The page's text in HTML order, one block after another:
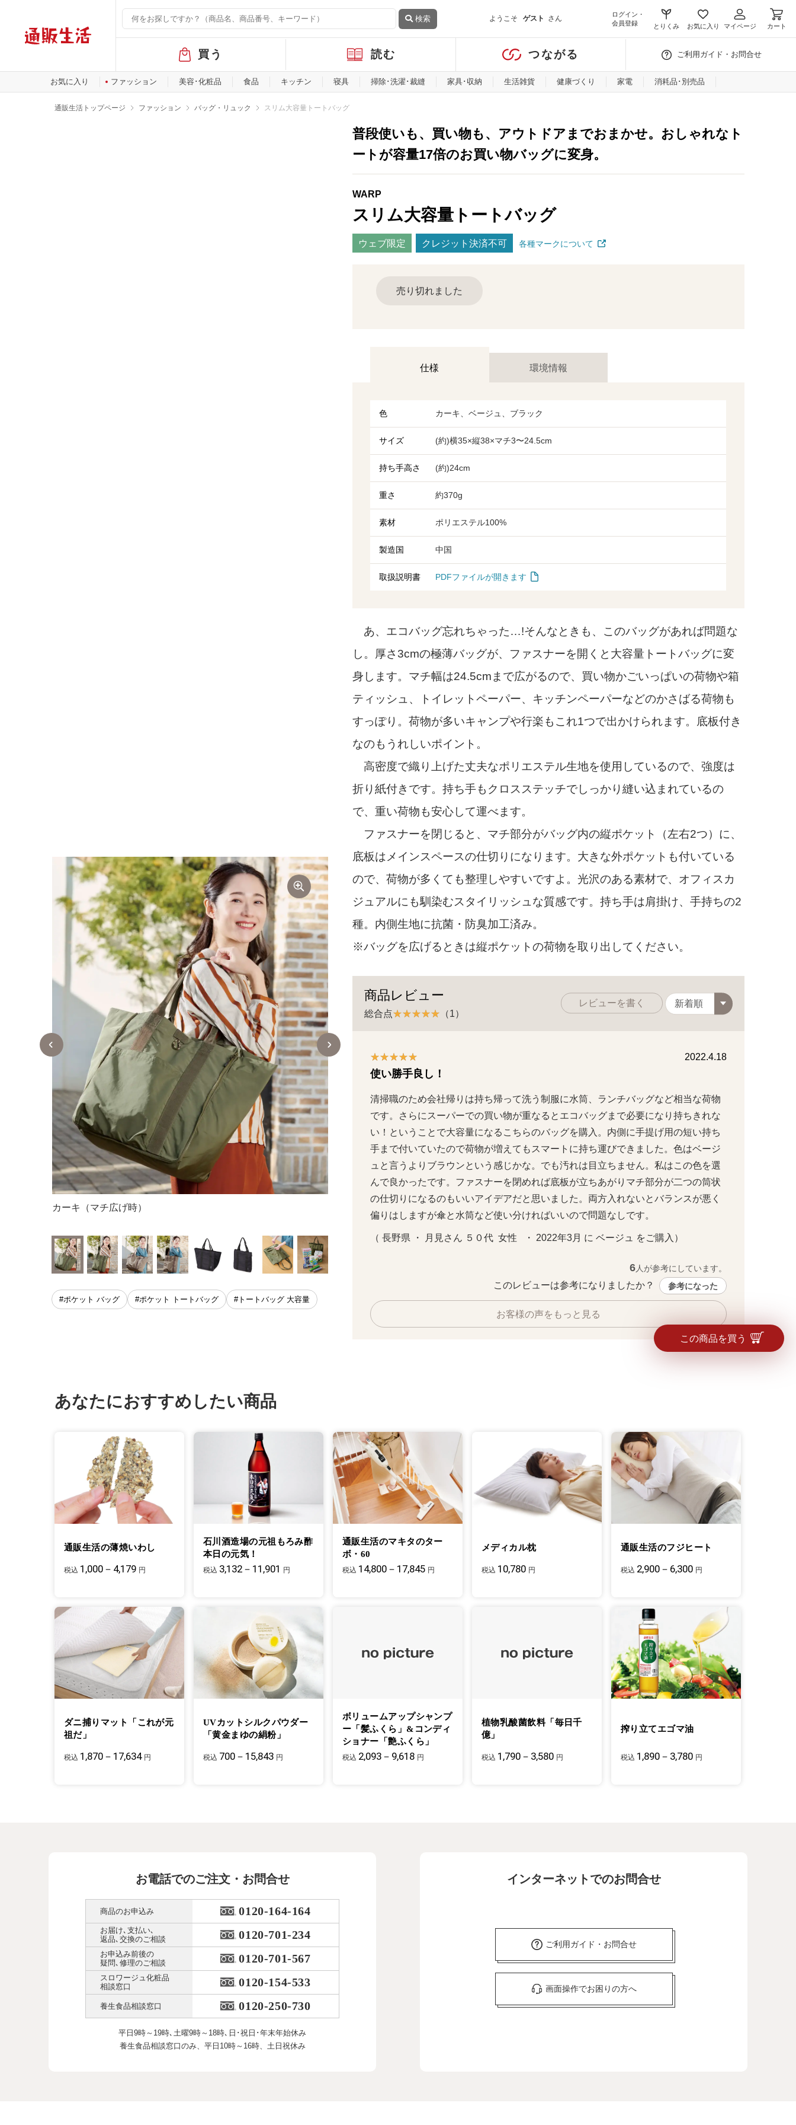
検索 ようこそ ゲスト さん
ログイン・
会員登録
とりくみ お気に入り マイページ カート
バ
ル
メ
買う 読む つながる ご利用ガイド・お問合せ
お気に入り ファッション 美容･化粧品 食品 キッチン 寝具 掃除･洗濯･裁縫 家具･収納 生活雑貨 健康づくり 家電 消耗品･別売品
通販生活トップページ ファッション バッグ・リュック スリム大容量トートバッグ
普段使いも、買い物も、アウトドアまでおまかせ。おしゃれなト
ートが容量17倍のお買い物バッグに変身。
カーキ（マチ広げ時）
#ポケット バッグ #ポケット トートバッグ #トートバッグ 大容量
WARP
スリム大容量トートバッグ
ウェブ限定 クレジット決済不可 各種マークについて
売り切れました
仕様 環境情報
色 カーキ、ベージュ、ブラック
サイズ (約)横35×縦38×マチ3〜24.5cm
持ち手高さ (約)24cm
重さ 約370g
素材 ポリエステル100%
製造国 中国
取扱説明書 PDFファイルが開きます
あ、エコバッグ忘れちゃった…!そんなときも、このバッグがあれば問題な
し。厚さ3cmの極薄バッグが、ファスナーを開くと大容量トートバッグに変
身します。マチ幅は24.5cmまで広がるので、買い物かごいっぱいの荷物や箱
ティッシュ、トイレットペーパー、キッチンペーパーなどのかさばる荷物も
すっぽり。荷物が多いキャンプや行楽もこれ1つで出かけられます。底板付き
なのもうれしいポイント。
高密度で織り上げた丈夫なポリエステル生地を使用しているので、強度は
折り紙付きです。持ち手もクロスステッチでしっかり縫い込まれているの
で、重い荷物も安心して運べます。
ファスナーを閉じると、マチ部分がバッグ内の縦ポケット（左右2つ）に、
底板はメインスペースの仕切りになります。大きな外ポケットも付いている
ので、荷物が多くても整理しやすいですよ。光沢のある素材で、オフィスカ
ジュアルにも馴染むスタイリッシュな質感です。持ち手は肩掛け、手持ちの2
種。内側生地に抗菌・防臭加工済み。
※バッグを広げるときは縦ポケットの荷物を取り出してください。
商品レビュー
総合点 （1）
レビューを書く
2022.4.18
使い勝手良し！
清掃職のため会社帰りは持ち帰って洗う制服に水筒、ランチバッグなど相当な荷物
です。さらにスーパーでの買い物が重なるとエコバッグまで必要になり持ちきれな
い！ということで大容量になるこちらのバッグを購入。内側に手提げ用の短い持ち
手まで付いていたので荷物が増えてもスマートに持ち運びできました。色はベージ
ュと言うよりブラウンという感じかな。でも汚れは目立ちません。私はこの色を選
んで良かったです。ファスナーを閉めれば底板が立ちあがりマチ部分が二つの筒状
の仕切りになるのもいいアイデアだと思いました。両方入れないとバランスが悪く
偏りはしますが傘と水筒など使い分ければいいので問題なしです。
（ 長野県 ・ 月見さん ５０代  女性   ・ 2022年3月 に ベージュ をご購入）
6人が参考にしています。
このレビューは参考になりましたか？ 参考になった
お客様の声をもっと見る
この商品を買う
あなたにおすすめしたい商品
通販生活の薄焼いわし
税込 1,000－4,179 円
石川酒造場の元祖もろみ酢
本日の元気！
税込 3,132－11,901 円
通販生活のマキタのター
ボ・60
税込 14,800－17,845 円
メディカル枕
税込 10,780 円
通販生活のフジヒート
税込 2,900－6,300 円
ダニ捕りマット「これが元
祖だ」
税込 1,870－17,634 円
UVカットシルクパウダー
「黄金まゆの絹粉」
税込 700－15,843 円
ボリュームアップシャンプ
ー「髪ふくら」&コンディ
ショナー「艶ふくら」
税込 2,093－9,618 円
植物乳酸菌飲料「毎日千
億」
税込 1,790－3,580 円
搾り立てエゴマ油
税込 1,890－3,780 円
お電話でのご注文・お問合せ
商品のお申込み 0120-164-164
お届け､支払い､
返品､交換のご相談
0120-701-234
お申込み前後の
疑問､修理のご相談
0120-701-567
スロワージュ化粧品
相談窓口
0120-154-533
養生食品相談窓口 0120-250-730
平日9時～19時､土曜9時～18時､ 日･祝日･年末年始休み
養生食品相談窓口のみ、 平日10時～16時、土日祝休み
インターネットでのお問合せ
ご利用ガイド・お問合せ
画面操作でお困りの方へ